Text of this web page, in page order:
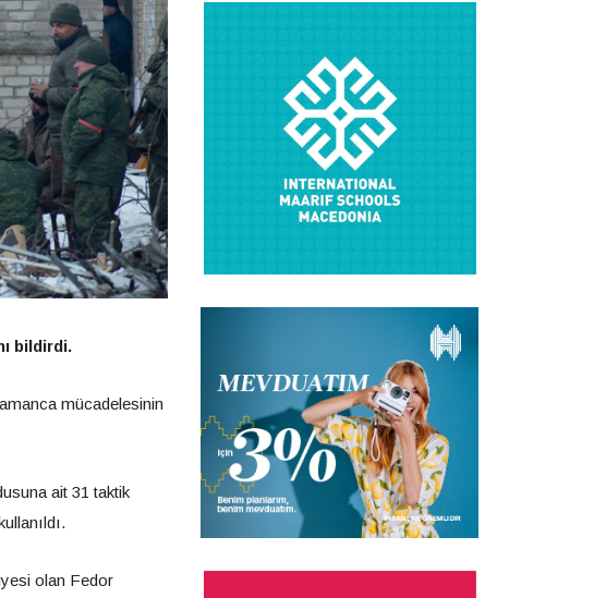
bildirdi.
mücadelesinin
ait 31 taktik
olan Fedor